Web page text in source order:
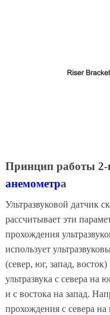
Принцип работы 2-
анемометра
Ультразвуковой датчик
рассчитывает эти
прохождения
использует
(север, юг, запад,
ультразвука с севера на
и с востока на запад.
прохождения с севера на